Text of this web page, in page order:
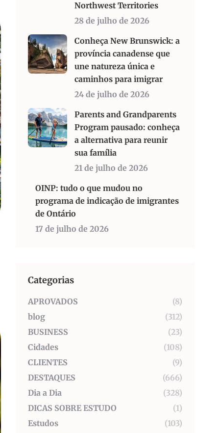
Northwest Territories
28 de julho de 2026
Conheça New Brunswick: a
província canadense que
une natureza única e
caminhos para imigrar
24 de julho de 2026
Parents and Grandparents
Program pausado: conheça
a alternativa para reunir
sua família
21 de julho de 2026
OINP: tudo o que mudou no
programa de indicação de imigrantes
de Ontário
17 de julho de 2026
Categorias
APROVADOS
(8)
blog
(312)
BUSINESS
(23)
Cidades
(108)
CLIENTES
(9)
DESTAQUES
(666)
Dia a Dia
(328)
DICAS SOBRE ESTUDO
(1)
Estudos
(103)